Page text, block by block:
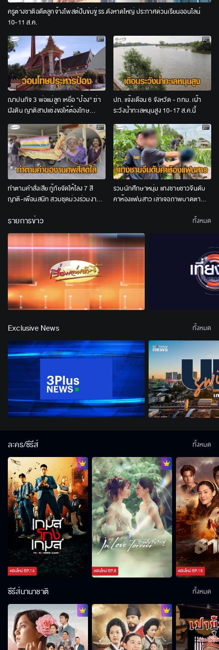
ครูต่างชาติอดีตลูกจ้างโพสต์ปืนข่มขู่ รร.ดังหาดใหญ่ ประกาศด่วนเรียนออนไลน์
10-11 ส.ค.
ฌาปนกิจ 3 พ่อแม่ลูก เหยื่อ “ป๋อง” ฆ่า
ฝังดิน ญาติสาปแช่งขอให้ต้องโทษ
ประหาร
ปภ. แจ้งเตือน 6 จังหวัด - กทม. เฝ้า
ระวังน้ำทะเลหนุนสูง 10-17 ส.ค.นี้
ทำตามคำสั่งเสีย กู้ภัยจัดให้โลง 7 สี
ญาติ-เพื่อนสนิท สวมชุดม่วงร่วมงาน
รวบนักศึกษาหนุ่ม แทงชายชาวจีนดับ
คาห้องแฟนสาว เล่าเจอภาพบาดตา
รายการข่าว ทั้งหมด
Exclusive News ทั้งหมด
ละคร/ซีรีส์
ตอนใหม่EP.14 ตอนใหม่EP.8 ตอนใหม่EP.18
ทั้งหมด
ซีรีส์นานาชาติ ทั้งหมด